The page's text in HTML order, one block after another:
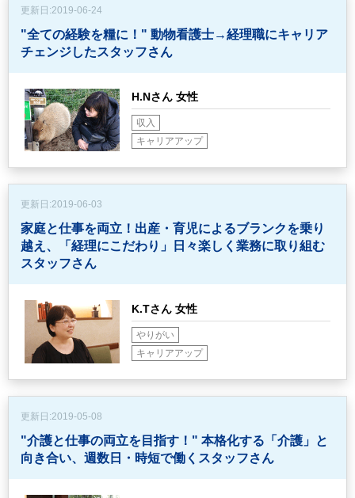
更新日:2019-06-24
"全ての経験を糧に！" 動物看護士→経理職にキャリア
チェンジしたスタッフさん
H.Nさん 女性
収入
キャリアアップ
更新日:2019-06-03
家庭と仕事を両立！出産・育児によるブランクを乗り
越え、
「経理にこだわり」日々楽しく業務に取り組む
スタッフさん
K.Tさん 女性
やりがい
キャリアアップ
更新日:2019-05-08
"介護と仕事の両立を目指す！" 本格化する「介護」と
向き合い、週数日・時短で働くスタッフさん